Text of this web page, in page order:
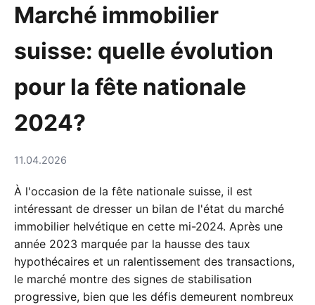
Marché immobilier
suisse: quelle évolution
pour la fête nationale
2024?
11.04.2026
À l'occasion de la fête nationale suisse, il est
intéressant de dresser un bilan de l'état du marché
immobilier helvétique en cette mi-2024. Après une
année 2023 marquée par la hausse des taux
hypothécaires et un ralentissement des transactions,
le marché montre des signes de stabilisation
progressive, bien que les défis demeurent nombreux